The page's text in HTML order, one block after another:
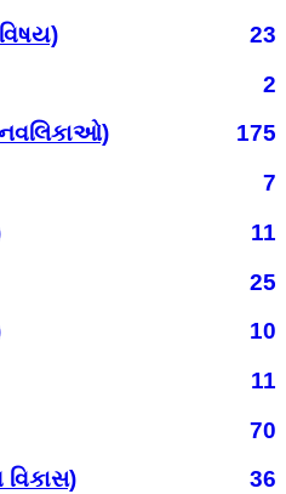
23
2
175
7
11
25
10
11
70
36